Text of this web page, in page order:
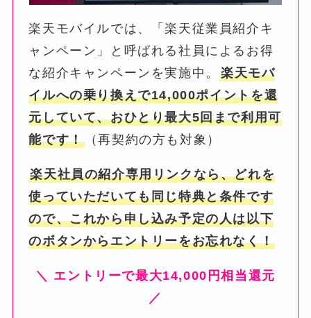
楽天モバイルでは、「楽天従業員紹介キ
ャンペーン」と呼ばれる社員によるお得
な紹介キャンペーンを実施中。 楽天モバ
イルへの乗り換えで14,000ポイントを還
元していて、おひとり最大5回まで利用可
能です！（再契約の方も対象）
楽天社員の紹介専用リンクなら、どれを
使っていただいても同じ特典と条件です
ので、これから申し込み予定の人は以下
のボタンからエントリーをお忘れなく！
＼ エントリーで最大14,000円相当還元
／